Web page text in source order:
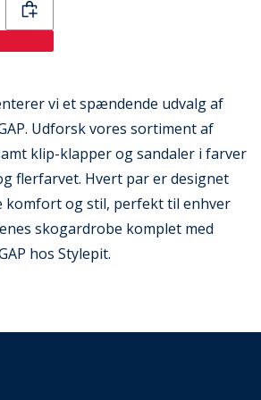
vi et spændende udvalg af
Udforsk vores sortiment af
klip-klapper og sandaler i farver
flerfarvet. Hvert par er designet
komfort og stil, perfekt til enhver
skogardrobe komplet med
hos Stylepit.